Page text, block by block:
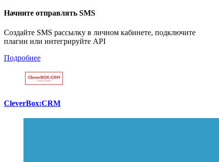
Начните отправлять SMS
Создайте SMS рассылку в личном кабинете, подключите
плагин или интегрируйте API
Подробнее
CleverBox:CRM